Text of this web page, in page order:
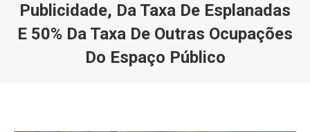
Publicidade, Da Taxa De Esplanadas
E 50% Da Taxa De Outras Ocupações
Do Espaço Público